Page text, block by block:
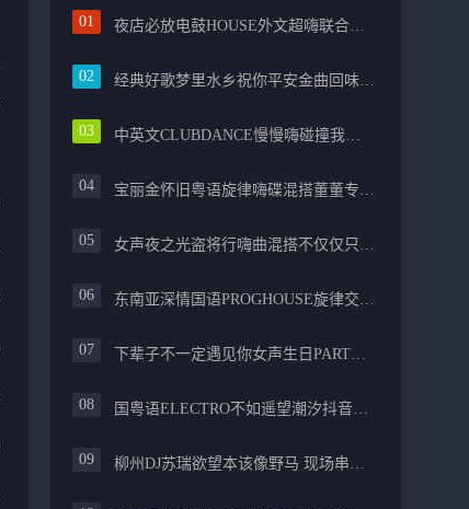
夜店必放电鼓HOUSE外文超嗨联合爱的路上千万里PROG包房漫步上头
经典好歌梦里水乡祝你平安金曲回味融合光辉岁月气氛中文兄弟串烧
中英文CLUBDANCE慢慢嗨碰撞我的中国心光辉岁月弹鼓车载
宝丽金怀旧粤语旋律嗨碟混搭董董专属越南鼓节奏
女声夜之光盗将行嗨曲混搭不仅仅只是喜欢你PROG舒服
东南亚深情国语PROGHOUSE旋律交织安和桥FUNKY流行情怀串烧
下辈子不一定遇见你女声生日PARTY碰撞酒嗨最新女声伤感专辑实录
国粤语ELECTRO不如遥望潮汐抖音慢摇混合柳州真龙会K吧小厅小康混音
柳州DJ苏瑞欲望本该像野马 现场串烧中文FUNKYHOUSE精选